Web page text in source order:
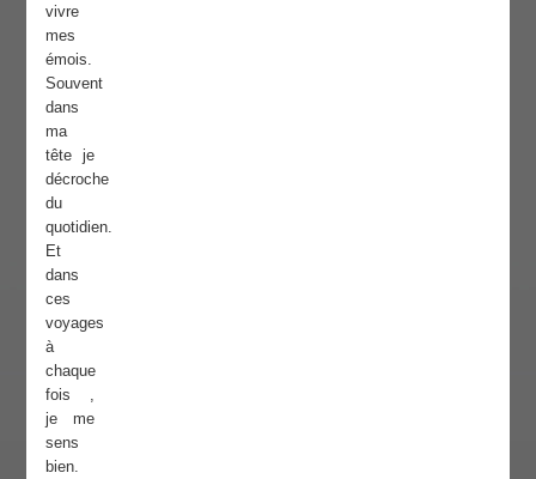
vivre
mes
émois.
Souvent
dans
ma
tête je
décroche
du
quotidien.
Et
dans
ces
voyages
à
chaque
fois ,
je me
sens
bien.